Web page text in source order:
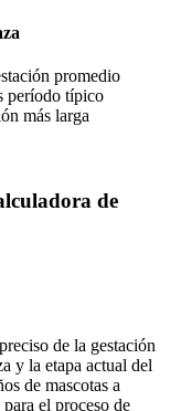
promedio
período típico
más larga
de
de la gestación
y la etapa actual del
de mascotas a
el proceso de